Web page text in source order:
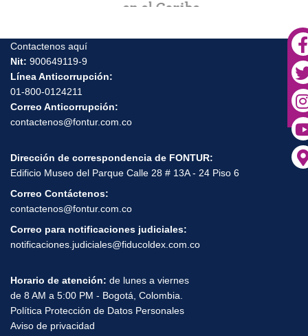
en el Caribe
Contactenos aquí
Nit: 900649119-9
Línea Anticorrupción:
01-800-0124211
Correo Anticorrupción:
contactenos@fontur.com.co
Dirección de correspondencia de FONTUR:
Edificio Museo del Parque Calle 28 # 13A - 24 Piso 6
Correo Contáctenos:
contactenos@fontur.com.co
Correo para notificaciones judiciales:
notificaciones.judiciales@fiducoldex.com.co
Horario de atención:
de lunes a viernes
de 8 AM a 5:00 PM - Bogotá, Colombia.
Política Protección de Datos Personales
Aviso de privacidad